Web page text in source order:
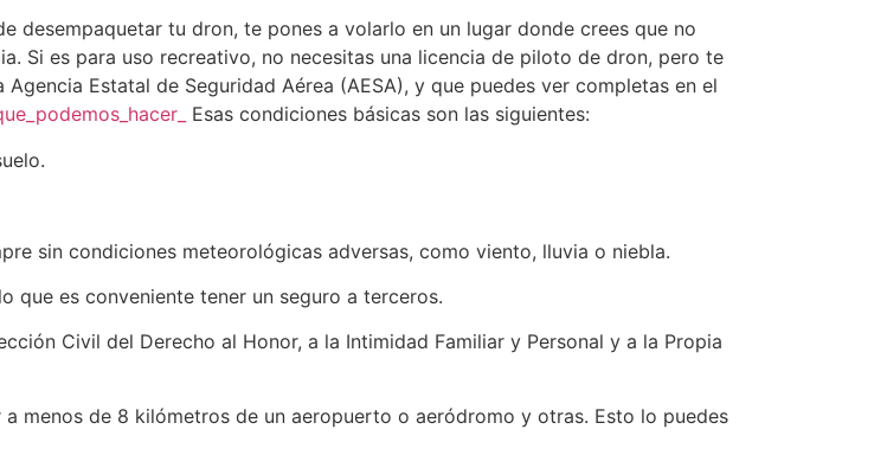
desempaquetar tu dron, te pones a volarlo en un lugar donde crees que no
Si es para uso recreativo, no necesitas una licencia de piloto de dron, pero te
Estatal de Seguridad Aérea (AESA), y que puedes ver completas en el
Esas condiciones básicas son las siguientes:
sin condiciones meteorológicas adversas, como viento, lluvia o niebla.
que es conveniente tener un seguro a terceros.
Civil del Derecho al Honor, a la Intimidad Familiar y Personal y a la Propia
menos de 8 kilómetros de un aeropuerto o aeródromo y otras. Esto lo puedes